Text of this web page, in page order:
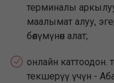
терминалы аркылуу
маалымат алуу,
бөлүмүнөн алат;
онлайн каттоодон.
текшерүү үчүн -